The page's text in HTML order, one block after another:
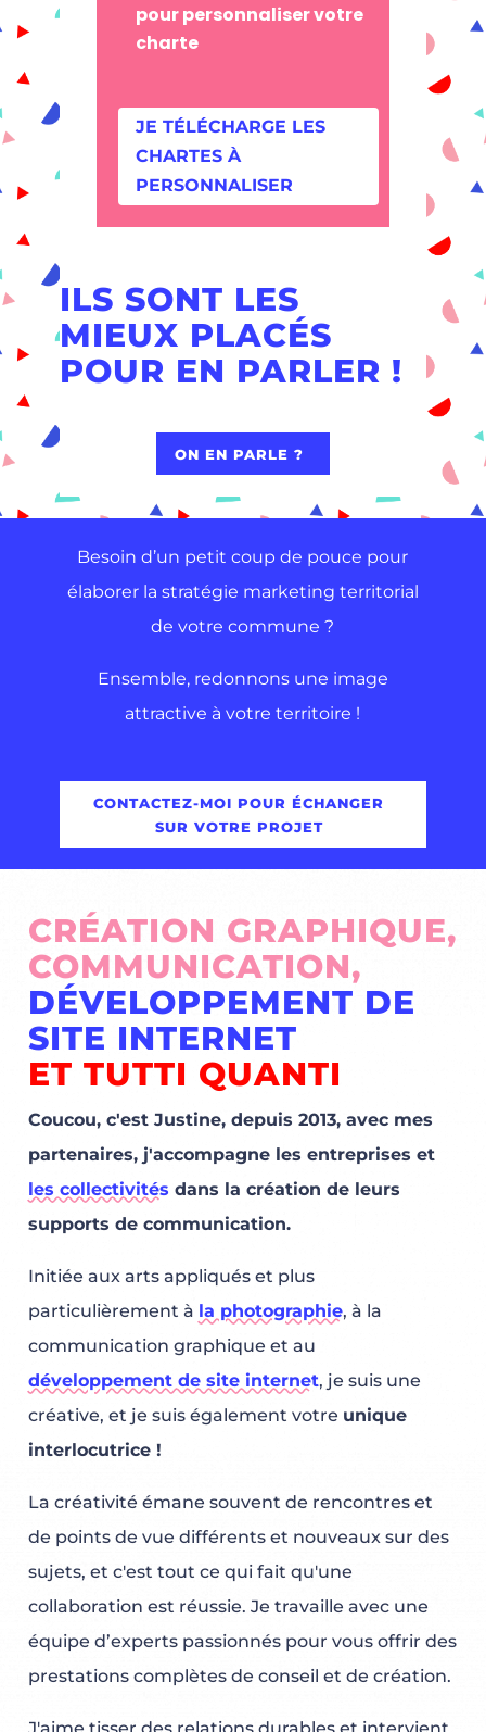
pour personnaliser votre
charte
JE TÉLÉCHARGE LES
CHARTES À
PERSONNALISER
ILS SONT LES
MIEUX PLACÉS
POUR EN PARLER !
ON EN PARLE ?
Besoin d’un petit coup de pouce pour
élaborer la stratégie marketing territorial
de votre commune ?
Ensemble, redonnons une image
attractive à votre territoire !
CONTACTEZ-MOI POUR ÉCHANGER
SUR VOTRE PROJET
CRÉATION GRAPHIQUE,
COMMUNICATION,
DÉVELOPPEMENT DE
SITE INTERNET
ET TUTTI QUANTI
Coucou, c'est Justine, depuis 2013, avec mes
partenaires, j'accompagne les entreprises et
les collectivités dans la création de leurs
supports de communication.
Initiée aux arts appliqués et plus
particulièrement à la photographie, à la
communication graphique et au
développement de site internet, je suis une
créative, et je suis également votre unique
interlocutrice !
La créativité émane souvent de rencontres et
de points de vue différents et nouveaux sur des
sujets, et c'est tout ce qui fait qu'une
collaboration est réussie. Je travaille avec une
équipe d’experts passionnés pour vous offrir des
prestations complètes de conseil et de création.